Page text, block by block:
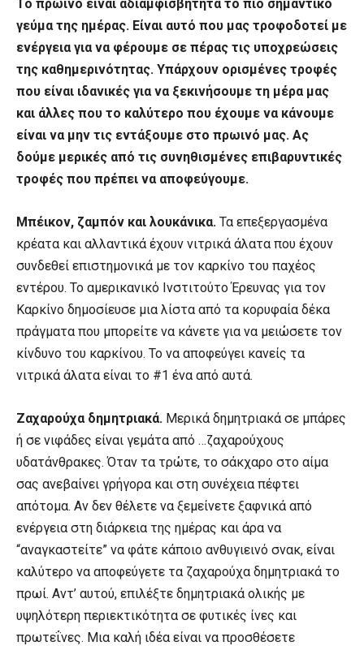
Το πρωινό είναι αδιαμφισβήτητα το πιο σημαντικό
γεύμα της ημέρας. Είναι αυτό που μας τροφοδοτεί με
ενέργεια για να φέρουμε σε πέρας τις υποχρεώσεις
της καθημερινότητας. Υπάρχουν ορισμένες τροφές
που είναι ιδανικές για να ξεκινήσουμε τη μέρα μας
και άλλες που το καλύτερο που έχουμε να κάνουμε
είναι να μην τις εντάξουμε στο πρωινό μας. Ας
δούμε μερικές από τις συνηθισμένες επιβαρυντικές
τροφές που πρέπει να αποφεύγουμε.
Μπέικον, ζαμπόν και λουκάνικα. Τα επεξεργασμένα
κρέατα και αλλαντικά έχουν νιτρικά άλατα που έχουν
συνδεθεί επιστημονικά με τον καρκίνο του παχέος
εντέρου. Το αμερικανικό Ινστιτούτο Έρευνας για τον
Καρκίνο δημοσίευσε μια λίστα από τα κορυφαία δέκα
πράγματα που μπορείτε να κάνετε για να μειώσετε τον
κίνδυνο του καρκίνου. Το να αποφεύγει κανείς τα
νιτρικά άλατα είναι το #1 ένα από αυτά.
Ζαχαρούχα δημητριακά. Μερικά δημητριακά σε μπάρες
ή σε νιφάδες είναι γεμάτα από …ζαχαρούχους
υδατάνθρακες. Όταν τα τρώτε, το σάκχαρο στο αίμα
σας ανεβαίνει γρήγορα και στη συνέχεια πέφτει
απότομα. Αν δεν θέλετε να ξεμείνετε ξαφνικά από
ενέργεια στη διάρκεια της ημέρας και άρα να
“αναγκαστείτε” να φάτε κάποιο ανθυγιεινό σνακ, είναι
καλύτερο να αποφεύγετε τα ζαχαρούχα δημητριακά το
πρωί. Αντ’ αυτού, επιλέξτε δημητριακά ολικής με
υψηλότερη περιεκτικότητα σε φυτικές ίνες και
πρωτεΐνες. Μια καλή ιδέα είναι να προσθέσετε